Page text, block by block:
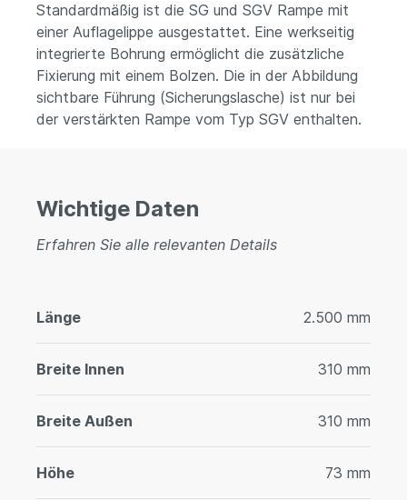
Standardmäßig ist die SG und SGV Rampe mit
einer Auflagelippe ausgestattet. Eine werkseitig
integrierte Bohrung ermöglicht die zusätzliche
Fixierung mit einem Bolzen. Die in der Abbildung
sichtbare Führung (Sicherungslasche) ist nur bei
der verstärkten Rampe vom Typ SGV enthalten.
Wichtige Daten
Erfahren Sie alle relevanten Details
Länge 2.500 mm
Breite Innen 310 mm
Breite Außen 310 mm
Höhe 73 mm